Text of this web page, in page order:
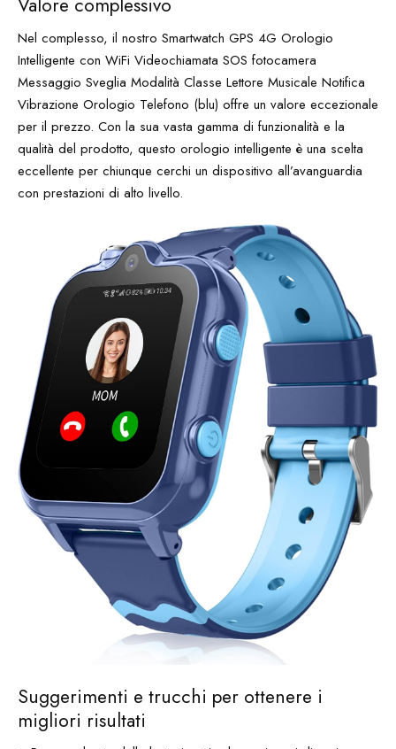
Valore complessivo
Nel complesso, il nostro Smartwatch GPS 4G Orologio
Intelligente con WiFi Videochiamata SOS fotocamera
Messaggio Sveglia Modalità Classe Lettore Musicale Notifica
Vibrazione Orologio Telefono (blu) offre un valore eccezionale
per il prezzo. Con la sua vasta gamma di funzionalità e la
qualità del prodotto, questo orologio intelligente è una scelta
eccellente per chiunque cerchi un dispositivo all’avanguardia
con prestazioni di alto livello.
Suggerimenti e trucchi per ottenere i
migliori risultati